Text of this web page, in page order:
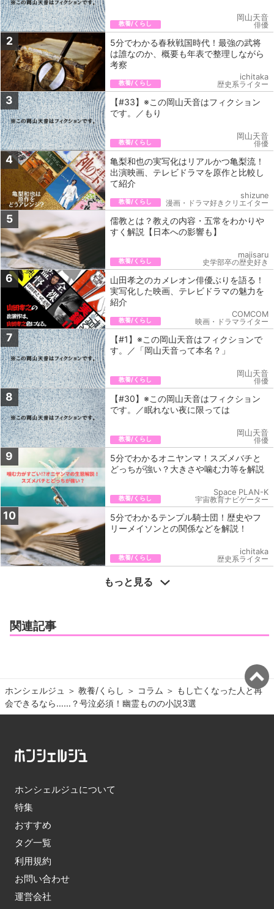
教養/くらし
岡山天音
俳優
2
5分でわかる春秋戦国時代！最強の武将
は誰なのか、概要も年表で整理しながら
考察
教養/くらし
ichitaka
歴史系ライター
3
【#33】※この岡山天音はフィクション
です。／もり
教養/くらし
岡山天音
俳優
4
亀梨和也の実写化はリアルかつ亀梨流！
出演映画、テレビドラマを原作と比較し
て紹介
教養/くらし
shizune
漫画・ドラマ好きクリエイター
5
儒教とは？教えの内容・五常をわかりや
すく解説【日本への影響も】
教養/くらし
majisaru
史学部卒の歴史好き
6
山田孝之のカメレオン俳優ぶりを語る！
実写化した映画、テレビドラマの魅力を
紹介
教養/くらし
COMCOM
映画・ドラマライター
7
【#1】※この岡山天音はフィクションで
す。／「岡山天音って本名？」
教養/くらし
岡山天音
俳優
8
【#30】※この岡山天音はフィクション
です。／眠れない夜に限っては
教養/くらし
岡山天音
俳優
9
5分でわかるオニヤンマ！スズメバチと
どっちが強い？大きさや噛む力等を解説
教養/くらし
Space PLAN-K
宇宙教育ナビゲーター
10
5分でわかるテンプル騎士団！歴史やフ
リーメイソンとの関係などを解説！
教養/くらし
ichitaka
歴史系ライター
もっと見る
関連記事
ホンシェルジュ ＞ 教養/くらし ＞ コラム ＞ もし亡くなった人と再
会できるなら……？号泣必須！幽霊ものの小説3選
ホンシェルジュについて
特集
おすすめ
タグ一覧
利用規約
お問い合わせ
運営会社